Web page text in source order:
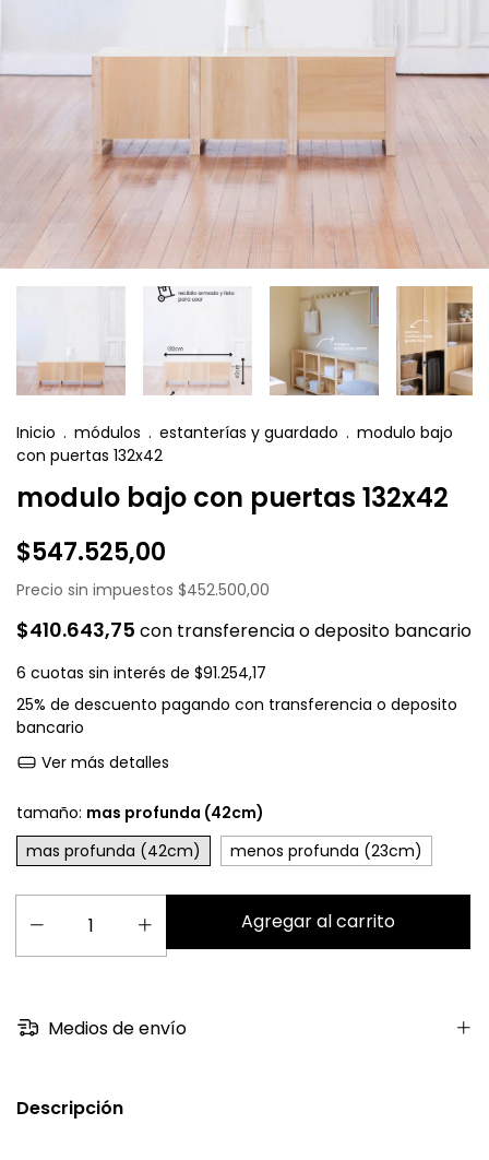
Inicio . módulos . estanterías y guardado . modulo bajo
con puertas 132x42
modulo bajo con puertas 132x42
$547.525,00
Precio sin impuestos $452.500,00
$410.643,75 con transferencia o deposito bancario
6 cuotas sin interés de $91.254,17
25% de descuento pagando con transferencia o deposito
bancario
Ver más detalles
tamaño: mas profunda (42cm)
mas profunda (42cm)
menos profunda (23cm)
Medios de envío
Descripción